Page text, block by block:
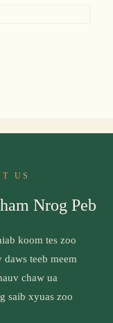
US
Nrog Peb
koom tes zoo
teeb meem
chaw ua
saib xyuas zoo